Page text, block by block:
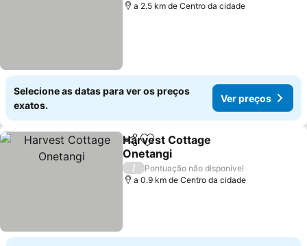
a 2.5 km de Centro da cidade
Selecione as datas para ver os preços
exatos.
Ver preços
PartilharAdicionar aos favoritos
Harvest Cottage
Onetangi
Ver preços
/
Pontuação não disponível
a 0.9 km de Centro da cidade